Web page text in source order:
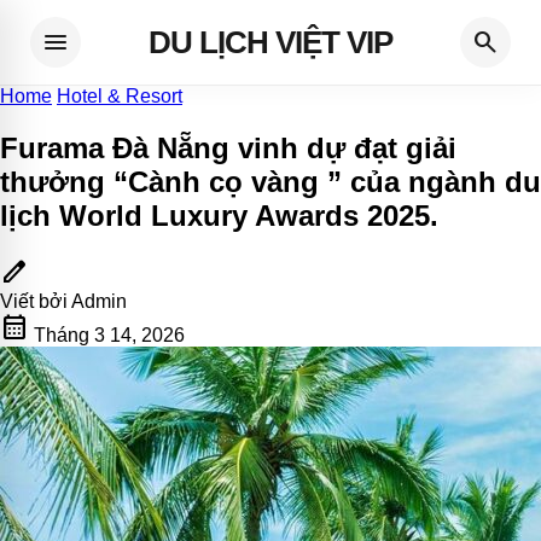
menu DU LỊCH VIỆT VIP search
Home Hotel & Resort
Furama Đà Nẵng vinh dự đạt giải
thưởng “Cành cọ vàng ” của ngành du
lịch World Luxury Awards 2025.
edit
Viết bởi Admin
calendar_month Tháng 3 14, 2026